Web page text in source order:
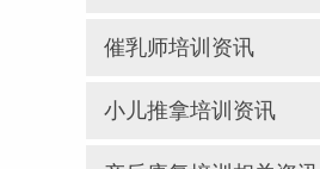
催乳师培训资讯
小儿推拿培训资讯